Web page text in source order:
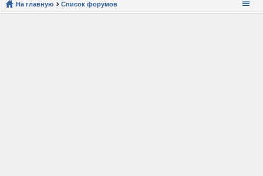
На главную Список форумов